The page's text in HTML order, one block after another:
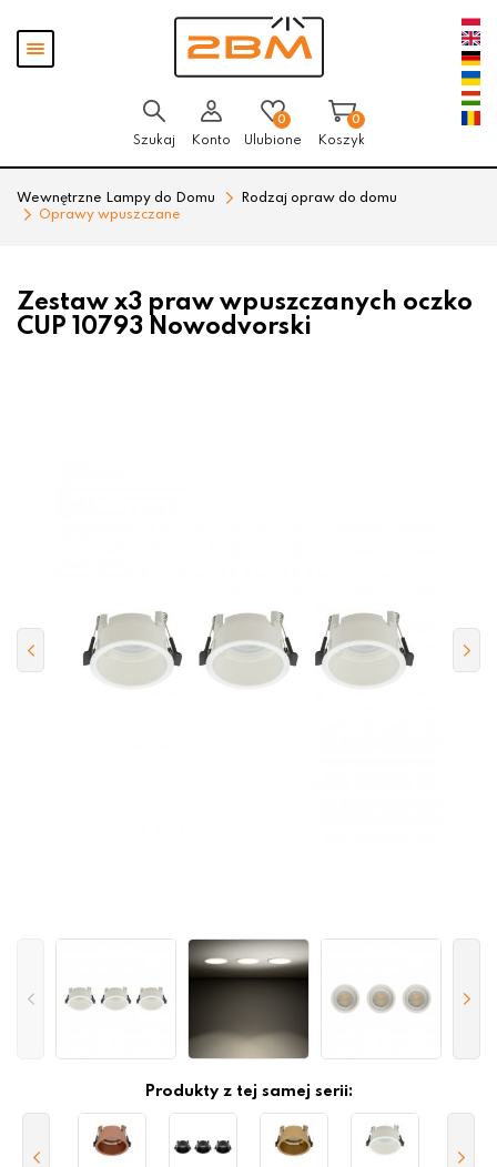
Pokaż
menu
Szukaj Konto
0
Ulubione
0
Koszyk
Wewnętrzne Lampy do Domu
Rodzaj opraw do domu
Oprawy wpuszczane
Zestaw x3 praw wpuszczanych oczko
CUP 10793 Nowodvorski
Produkty z tej samej serii: